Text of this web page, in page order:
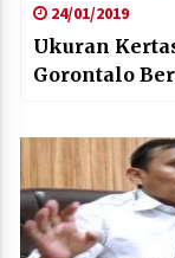
24/01/2019
Ukuran
Gorontalo